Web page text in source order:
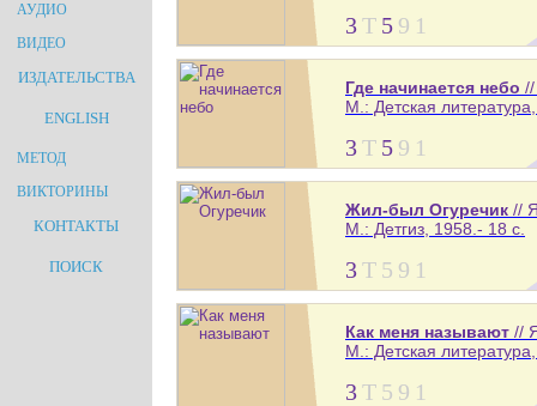
АУДИО
ВИДЕО
ИЗДАТЕЛЬСТВА
ENGLISH
МЕТОД
ВИКТОРИНЫ
КОНТАКТЫ
ПОИСК
3Т 5 9 1
Где начинается небо
М.: Детская
3Т 5 9 1
Жил-был Огуречик //
М.: Детгиз, 1958.- 18 с.
3Т 5 9 1
Как меня называют //
М.: Детская
3Т 5 9 1